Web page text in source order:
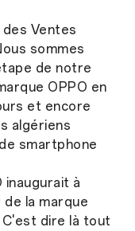
des Ventes
sommes
de notre
OPPO en
et encore
algériens
smartphone
inaugurait à
la marque
dire là tout